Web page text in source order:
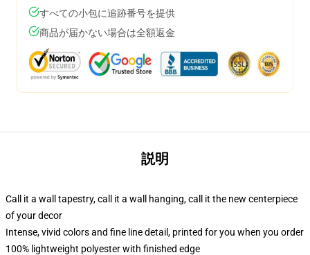
すべての小包に追跡番号を提供
商品が届かない場合は全額返金
説明
Call it a wall tapestry, call it a wall hanging, call it the new centerpiece
of your decor
Intense, vivid colors and fine line detail, printed for you when you order
100% lightweight polyester with finished edge